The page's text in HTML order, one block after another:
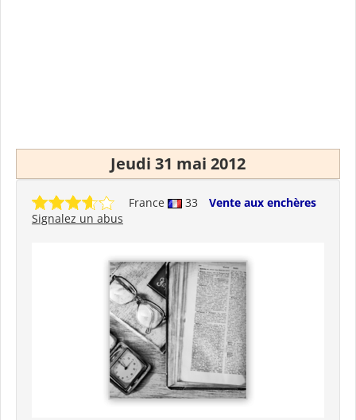
Jeudi 31 mai 2012
France 33
Vente aux enchères
Signalez un abus